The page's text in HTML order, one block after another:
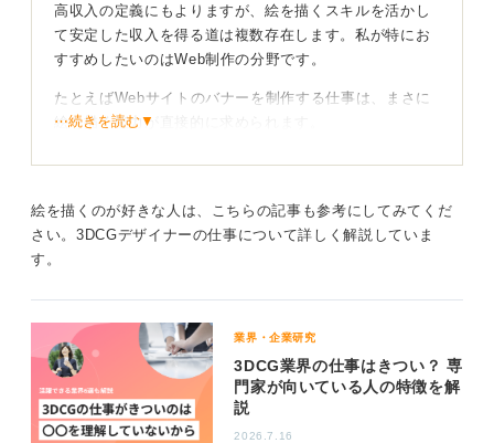
高収入の定義にもよりますが、絵を描くスキルを活かし
て安定した収入を得る道は複数存在します。私が特にお
すすめしたいのはWeb制作の分野です。
たとえばWebサイトのバナーを制作する仕事は、まさに
絵を描く能力が直接的に求められます。
で需要の高い選択肢です。
られます。
実は美術大学の出身者が非常に多く手先の器用さとデザ
インセンスを活かして、日々アナログで絵を描くことが
仕事になります。
⋯続きを読む▼
絵を描くのが好きな人は、こちらの記事も参考にしてみてくだ
さい。3DCGデザイナーの仕事について詳しく解説していま
す。
業界・企業研究
3DCG業界の仕事はきつい？ 専
門家が向いている人の特徴を解
説
2026.7.16